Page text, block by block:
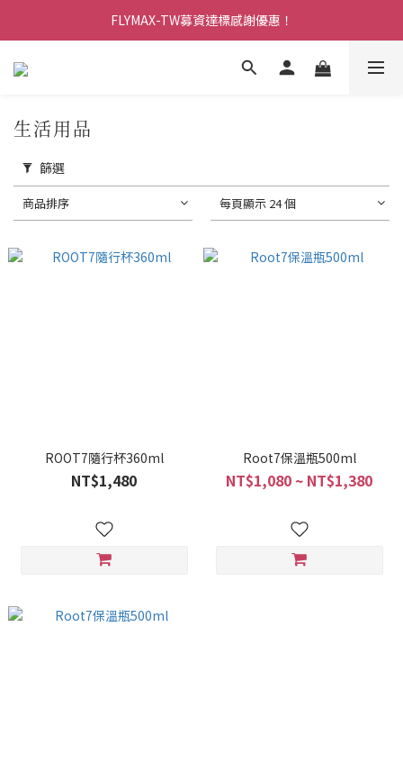
加入會員享$100購物金
FLYMAX-TW募資達標感謝優惠！
加入會員享$100購物金
生活用品
篩選
商品排序 每頁顯示 24 個
ROOT7隨行杯360ml
NT$1,480
Root7保溫瓶500ml
NT$1,080 ~ NT$1,380